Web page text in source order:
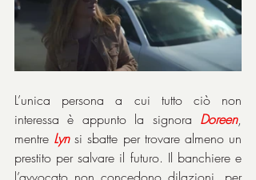
L’unica persona a cui tutto ciò non
interessa è appunto la signora Doreen,
mentre Lyn si sbatte per trovare almeno un
prestito per salvare il futuro. Il banchiere e
l’avvocato non concedono dilazioni, per